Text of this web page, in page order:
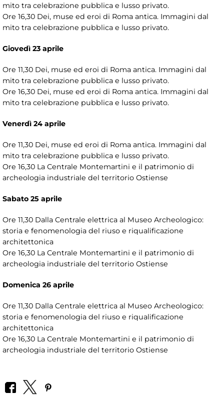
mito tra celebrazione pubblica e lusso privato.
Ore 16,30 Dei, muse ed eroi di Roma antica. Immagini dal
mito tra celebrazione pubblica e lusso privato.
Giovedì 23 aprile
Ore 11,30 Dei, muse ed eroi di Roma antica. Immagini dal
mito tra celebrazione pubblica e lusso privato.
Ore 16,30 Dei, muse ed eroi di Roma antica. Immagini dal
mito tra celebrazione pubblica e lusso privato.
Venerdì 24 aprile
Ore 11,30 Dei, muse ed eroi di Roma antica. Immagini dal
mito tra celebrazione pubblica e lusso privato.
Ore 16,30 La Centrale Montemartini e il patrimonio di
archeologia industriale del territorio Ostiense
Sabato 25 aprile
Ore 11,30 Dalla Centrale elettrica al Museo Archeologico:
storia e fenomenologia del riuso e riqualificazione
architettonica
Ore 16,30 La Centrale Montemartini e il patrimonio di
archeologia industriale del territorio Ostiense
Domenica 26 aprile
Ore 11,30 Dalla Centrale elettrica al Museo Archeologico:
storia e fenomenologia del riuso e riqualificazione
architettonica
Ore 16,30 La Centrale Montemartini e il patrimonio di
archeologia industriale del territorio Ostiense